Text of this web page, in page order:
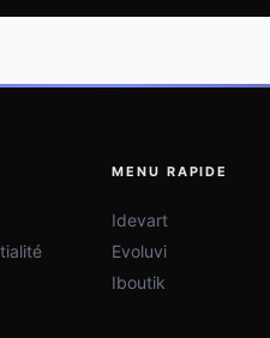
MENU RAPIDE
Idevart
Evoluvi
Iboutik